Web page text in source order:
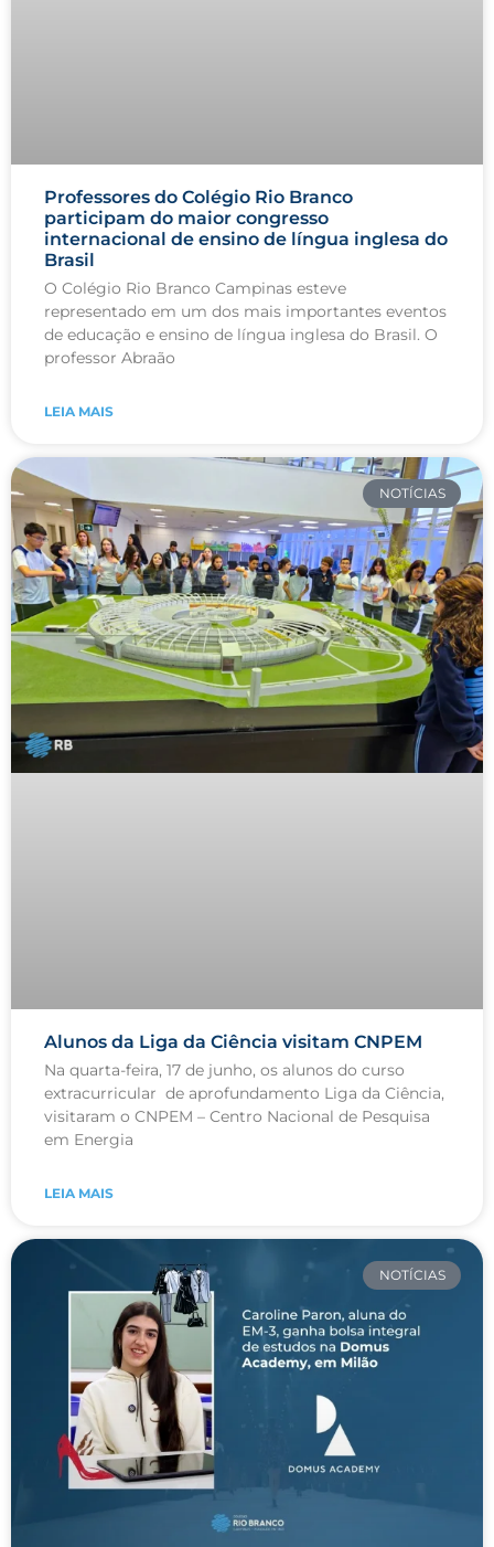
Professores do Colégio Rio Branco
participam do maior congresso
internacional de ensino de língua inglesa do
Brasil
O Colégio Rio Branco Campinas esteve
representado em um dos mais importantes eventos
de educação e ensino de língua inglesa do Brasil. O
professor Abraão
LEIA MAIS
NOTÍCIAS
Alunos da Liga da Ciência visitam CNPEM
Na quarta-feira, 17 de junho, os alunos do curso
extracurricular de aprofundamento Liga da Ciência,
visitaram o CNPEM – Centro Nacional de Pesquisa
em Energia
LEIA MAIS
NOTÍCIAS